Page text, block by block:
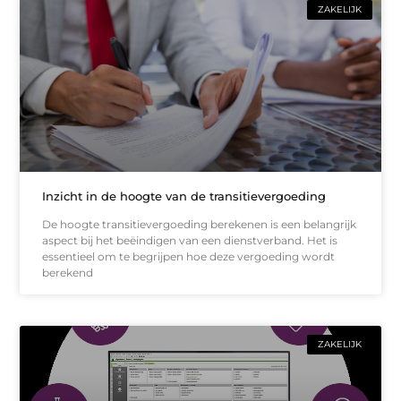
ZAKELIJK
Inzicht in de hoogte van de transitievergoeding
De hoogte transitievergoeding berekenen is een belangrijk
aspect bij het beëindigen van een dienstverband. Het is
essentieel om te begrijpen hoe deze vergoeding wordt
berekend
ZAKELIJK